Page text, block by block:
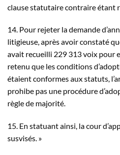
clause statutaire contraire étant
14. Pour rejeter la demande
litigieuse, après avoir constaté
avait recueilli 229 313 voix pour
retenu que les conditions
étaient conformes aux statuts,
prohibe pas une procédure
règle de majorité.
15. En statuant ainsi, la cour
susvisés. »